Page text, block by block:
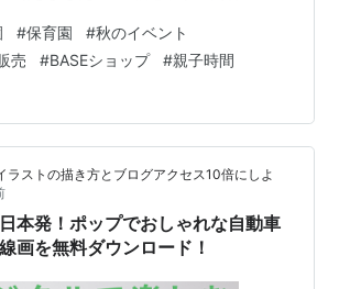
マ：ハロウィンと 秋の味覚）4ページ
（ぬりえ2種・A4カレンダー2種・あり
） 1日1枚、15日分ずつ×2か月＝合計
ード。A4印刷→半分にカットでA5サイズ
セット限定特典 秋セットをご購入の方…
#保育園 #秋のイベント
売 #BASEショップ #親子時間
ラストの描き方とブログアクセス10倍にしよ
日本発！ポップでおしゃれな自動車
画を無料ダウンロード！